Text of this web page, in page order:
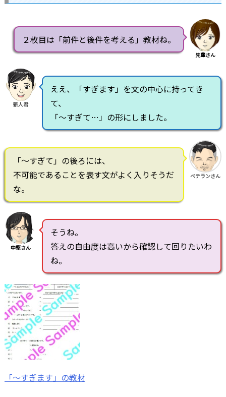
２枚目は「前件と後件を考える」教材ね。
先輩さん
新人君
ええ、「すぎます」を文の中心に持ってき
て、
「～すぎて…」の形にしました。
「～すぎて」の後ろには、
不可能であることを表す文がよく入りそうだ
な。
ベテランさん
中堅さん
そうね。
答えの自由度は高いから確認して回りたいわ
ね。
「～すぎます」の教材